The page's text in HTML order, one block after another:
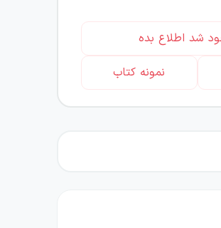
شد اطلاع بده
نمونه کتاب